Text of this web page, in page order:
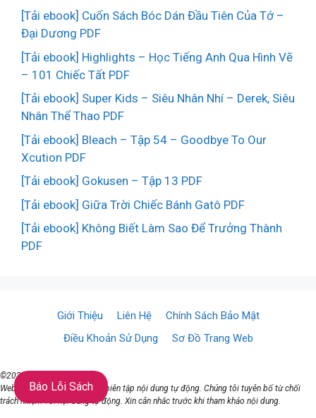
[Tải ebook] Cuốn Sách Bóc Dán Đầu Tiên Của Tớ –
Đại Dương PDF
[Tải ebook] Highlights – Học Tiếng Anh Qua Hình Vẽ
– 101 Chiếc Tất PDF
[Tải ebook] Super Kids – Siêu Nhân Nhí – Derek, Siêu
Nhân Thể Thao PDF
[Tải ebook] Bleach – Tập 54 – Goodbye To Our
Xcution PDF
[Tải ebook] Gokusen – Tập 13 PDF
[Tải ebook] Giữa Trời Chiếc Bánh Gatô PDF
[Tải ebook] Không Biết Làm Sao Để Trưởng Thành
PDF
Giới Thiệu Liên Hệ
Chính Sách Bảo Mật
Điều Khoản Sử Dụng
Sơ Đồ Trang Web
©2021 ♥ TaiSach.Org
Website đang sử dụng AI để biên tập nội dung tự động. Chúng tôi tuyên bố từ chối
trách nhiệm với nội dung tự động. Xin cân nhắc trước khi tham khảo nội dung.
Báo Lỗi Sách